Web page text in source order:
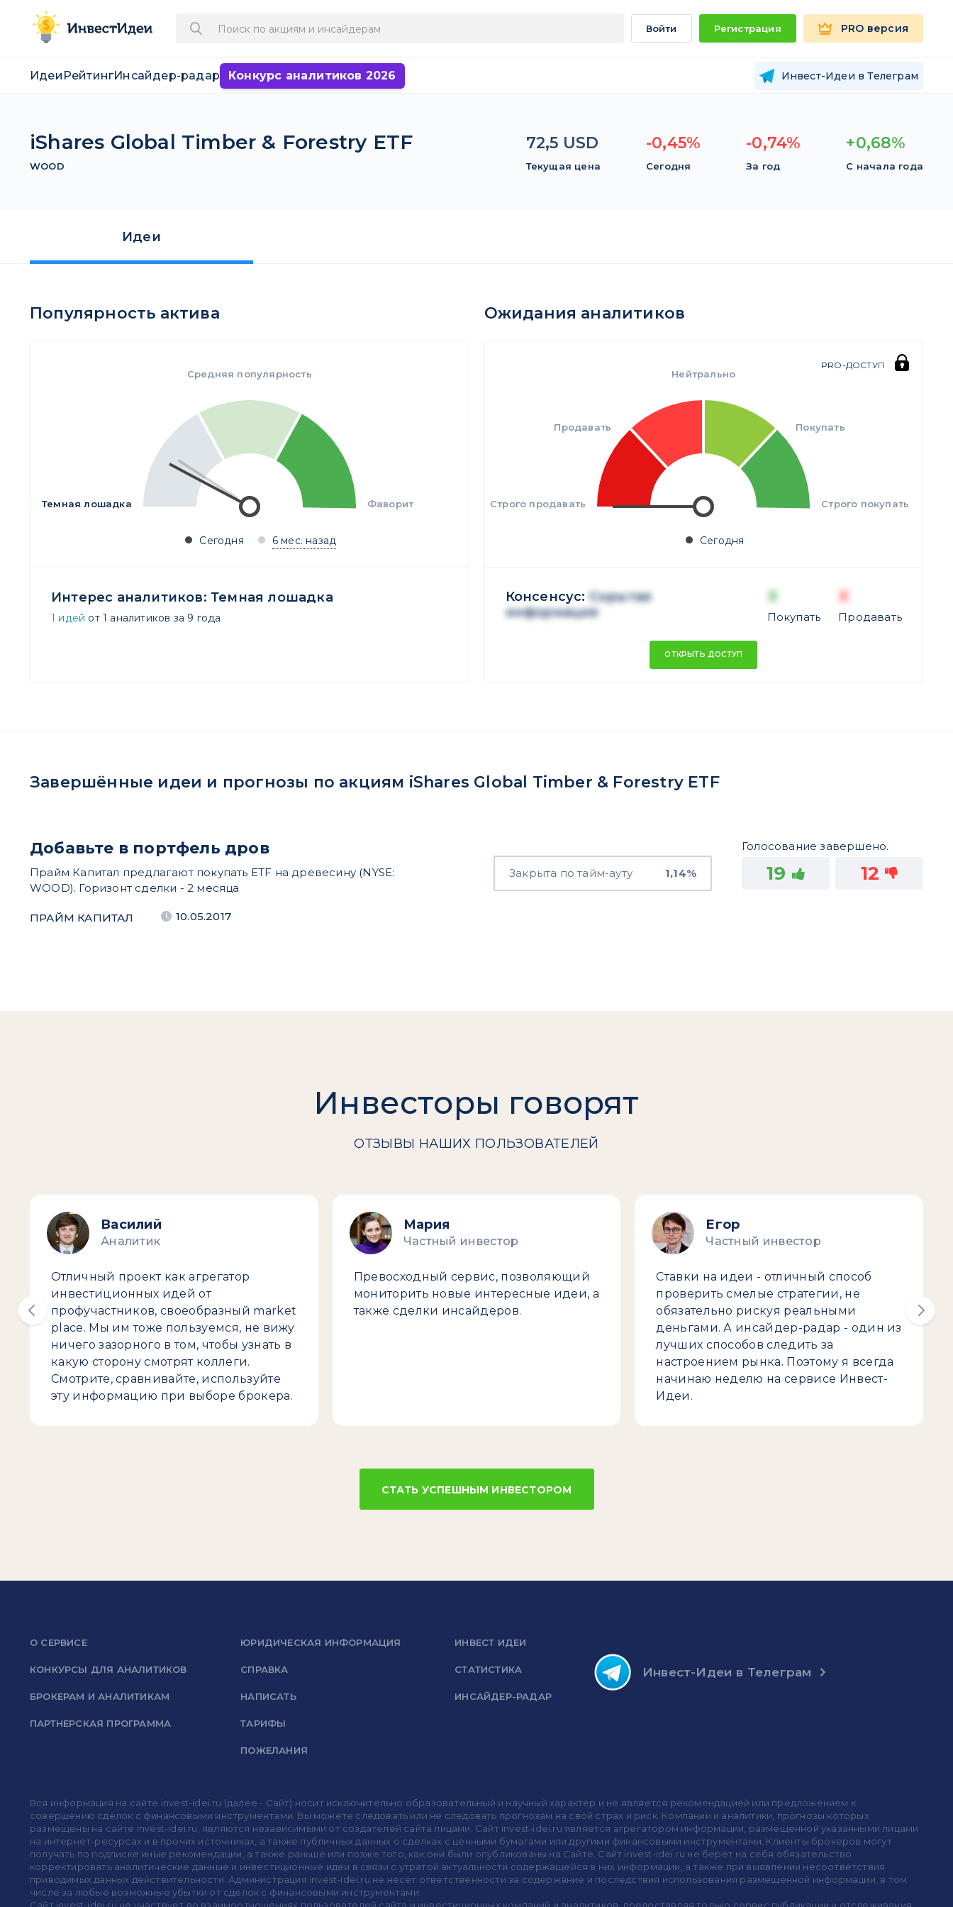
Войти Регистрация PRO версия
Идеи РейтингИнсайдер-радар Конкурс аналитиков 2026 Инвест-Идеи в Телеграм
iShares Global Timber & Forestry ETF
WOOD
72,5 USD
Текущая цена
-0,45%
Сегодня
-0,74%
За год
+0,68%
С начала года
Идеи
Популярность актива
Темная лошадка Фаворит
Средняя популярность
Сегодня 6 мес. назад
Интерес аналитиков: Темная лошадка
1 идей от 1 аналитиков за 9 года
Ожидания аналитиков
PRO-ДОСТУП
Строго продавать
Продавать
Нейтрально
Покупать
Строго покупать
Сегодня
Консенсус:
Скрытая
информация
X
Покупать
X
Продавать
ОТКРЫТЬ ДОСТУП
Завершённые идеи и прогнозы по акциям iShares Global Timber & Forestry ETF
Добавьте в портфель дров
Прайм Капитал предлагают покупать ETF на древесину (NYSE:
WOOD). Горизонт сделки - 2 месяца
Закрыта по тайм-ауту 1,14%
Голосование завершено.
19 12
ПРАЙМ КАПИТАЛ 10.05.2017
Инвесторы говорят
ОТЗЫВЫ НАШИХ ПОЛЬЗОВАТЕЛЕЙ
Василий
Аналитик
Отличный проект как агрегатор
инвестиционных идей от
профучастников, своеобразный market
place. Мы им тоже пользуемся, не вижу
ничего зазорного в том, чтобы узнать в
какую сторону смотрят коллеги.
Смотрите, сравнивайте, используйте
эту информацию при выборе брокера.
Мария
Частный инвестор
Превосходный сервис, позволяющий
мониторить новые интересные идеи, а
также сделки инсайдеров.
Егор
Частный инвестор
Ставки на идеи - отличный способ
проверить смелые стратегии, не
обязательно рискуя реальными
деньгами. А инсайдер-радар - один из
лучших способов следить за
настроением рынка. Поэтому я всегда
начинаю неделю на сервисе Инвест-
Идеи.
СТАТЬ УСПЕШНЫМ ИНВЕСТОРОМ
Инвест-Идеи в Телеграм
О СЕРВИСЕ
КОНКУРСЫ ДЛЯ АНАЛИТИКОВ
БРОКЕРАМ И АНАЛИТИКАМ
ПАРТНЕРСКАЯ ПРОГРАММА
ЮРИДИЧЕСКАЯ ИНФОРМАЦИЯ
СПРАВКА
НАПИСАТЬ
ТАРИФЫ
ПОЖЕЛАНИЯ
ИНВЕСТ ИДЕИ
СТАТИСТИКА
ИНСАЙДЕР-РАДАР
Вся информация на сайте invest-idei.ru (далее - Сайт) носит исключительно образовательный и научный характер и не является рекомендацией или предложением к
совершению сделок с финансовыми инструментами. Вы можете следовать или не следовать прогнозам на свой страх и риск. Компании и аналитики, прогнозы которых
размещены на сайте invest-idei.ru, являются независимыми от создателей сайта лицами. Сайт invest-idei.ru является агрегатором информации, размещенной указанными лицами
на интернет-ресурсах и в прочих источниках, а также публичных данных о сделках с ценными бумагами или другими финансовыми инструментами. Клиенты брокеров могут
получать по подписке иные рекомендации, а также раньше или позже того, как они были опубликованы на Сайте. Сайт invest-idei.ru не берет на себя обязательство
корректировать аналитические данные и инвестиционные идеи в связи с утратой актуальности содержащейся в них информации, а также при выявлении несоответствия
приводимых данных действительности. Администрация invest-idei.ru не несет ответственности за содержание и последствия использования размещенной информации, в том
числе за любые возможные убытки от сделок с финансовыми инструментами.